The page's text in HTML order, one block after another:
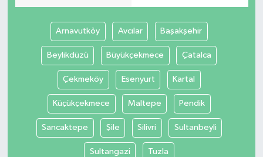
Arnavutköy Avcılar Başakşehir
Beylikdüzü Büyükçekmece Çatalca
Çekmeköy Esenyurt Kartal
Küçükçekmece Maltepe Pendik
Sancaktepe Şile Silivri Sultanbeyli
Sultangazi Tuzla